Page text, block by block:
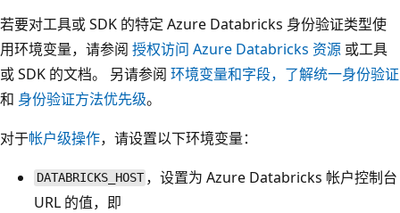
若要对工具或 SDK 的特定 Azure Databricks 身份验证类型使
用环境变量，请参阅 授权访问 Azure Databricks 资源 或工具
或 SDK 的文档。 另请参阅 环境变量和字段，了解统一身份验证
和 身份验证方法优先级。
对于帐户级操作，请设置以下环境变量：
DATABRICKS_HOST ，设置为 Azure Databricks 帐户控制台
URL 的值，即